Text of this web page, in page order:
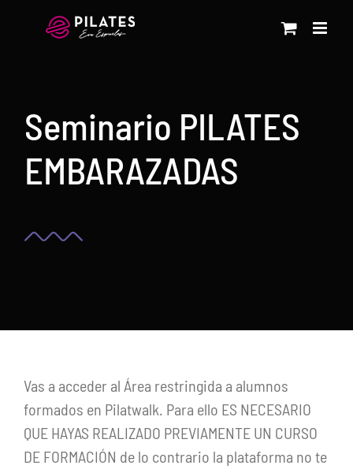
Seminario PILATES
EMBARAZADAS
Vas a acceder al Área restringida a alumnos
formados en Pilatwalk. Para ello ES NECESARIO
QUE HAYAS REALIZADO PREVIAMENTE UN CURSO
DE FORMACIÓN de lo contrario la plataforma no te